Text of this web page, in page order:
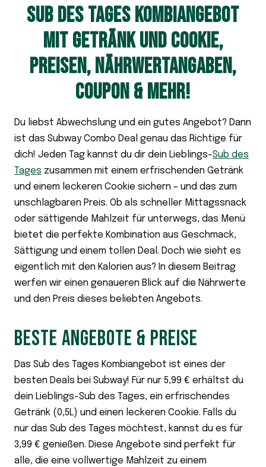
SUB DES TAGES KOMBIANGEBOT
MIT GETRÄNK UND COOKIE,
PREISEN, NÄHRWERTANGABEN,
COUPON & MEHR!
Du liebst Abwechslung und ein gutes Angebot? Dann
ist das Subway Combo Deal genau das Richtige für
dich! Jeden Tag kannst du dir dein Lieblings-Sub des
Tages zusammen mit einem erfrischenden Getränk
und einem leckeren Cookie sichern – und das zum
unschlagbaren Preis. Ob als schneller Mittagssnack
oder sättigende Mahlzeit für unterwegs, das Menü
bietet die perfekte Kombination aus Geschmack,
Sättigung und einem tollen Deal. Doch wie sieht es
eigentlich mit den Kalorien aus? In diesem Beitrag
werfen wir einen genaueren Blick auf die Nährwerte
und den Preis dieses beliebten Angebots.
BESTE ANGEBOTE & PREISE
Das Sub des Tages Kombiangebot ist eines der
besten Deals bei Subway! Für nur 5,99 € erhältst du
dein Lieblings-Sub des Tages, ein erfrischendes
Getränk (0,5L) und einen leckeren Cookie. Falls du
nur das Sub des Tages möchtest, kannst du es für
3,99 € genießen. Diese Angebote sind perfekt für
alle, die eine vollwertige Mahlzeit zu einem